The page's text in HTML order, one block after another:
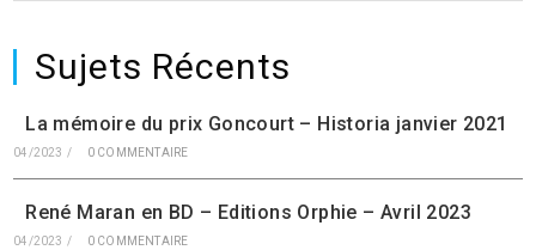
Sujets Récents
La mémoire du prix Goncourt – Historia janvier 2021
04/2023 / 0 COMMENTAIRE
René Maran en BD – Editions Orphie – Avril 2023
04/2023 / 0 COMMENTAIRE